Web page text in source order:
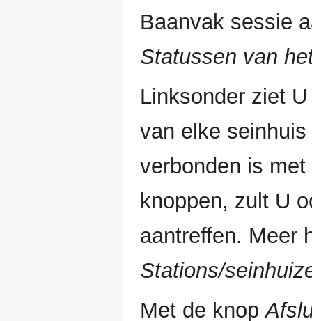
Baanvak sessie
Statussen van
Linksonder ziet
van elke
verbonden is
knoppen, zult U
aantreffen. Meer
Stations/
Met de knop